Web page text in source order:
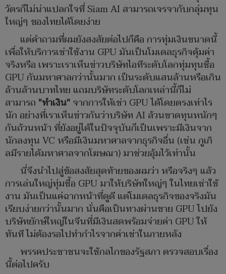
วัตรก็ไม่น่าแปลกใจที่ Siam AI สามารถเจรจากับกลุ่มทุน
ใหญ่ๆ ของไทยได้โดยง่าย
แต่คำถามที่ผมยังสงสัยต่อไปก็คือ การทุ่มเงินขนาดนี้
เพื่อให้บริการเช่าใช้งาน GPU มันเป็นโมเดลธุรกิจคุ้มค่า
จริงหรือ เพราะเราเห็นข่าวบริษัทไอทีระดับโลกทุ่มทุนซื้อ
GPU กันมหาศาลกว่านั้นมาก เป็นระดับแสนล้านหรือเกิน
ล้านล้านบาทไทย แถมบริษัทระดับโลกเหล่านี้ก็ไม่
สามารถ "ทำเงิน"จากการให้เช่า GPU ได้โดยตรงเท่าไร
นัก อย่างที่เราเห็นข่าวกันว่าบริษัท AI ล้วนขาดทุนหนักๆ
กันถ้วนหน้า ที่ยังอยู่ได้ในปัจจุบันก็เป็นเพราะมีเงินจาก
นักลงทุน VC หรือมีเงินมหาศาลจากธุรกิจอื่น (เช่น กูเกิ
ลมีรายได้มหาศาลจากโฆษณา) มาช่วยอุ้มไว้เท่านั้น
นี่จึงนำไปสู่ข้อสงสัยสุดท้ายของผมว่า หรือจริงๆ แล้ว
การเล่นใหญ่ทุ่มซื้อ GPU มาให้บริษัทใหญ่ๆ ในไทยเช่าใช้
งาน มันเป็นแค่ฉากหน้าที่ดูดี แต่โมเดลธุรกิจของจริงมัน
เรียบง่ายกว่านั้นมาก นั่นคือเป็นทางผ่านขาย GPU ไปยัง
บริษัทยักษ์ใหญ่ในจีนที่มีเงินสดพร้อมจ่ายค่า GPU ให้
ทันที ไม่ต้องรอไปทำกำไรจากค่าเช่าในภายหลัง
พรรคประชาชนจะใช้กลไกของรัฐสภา ตรวจสอบเรื่อง
นี้ต่อไปครับ